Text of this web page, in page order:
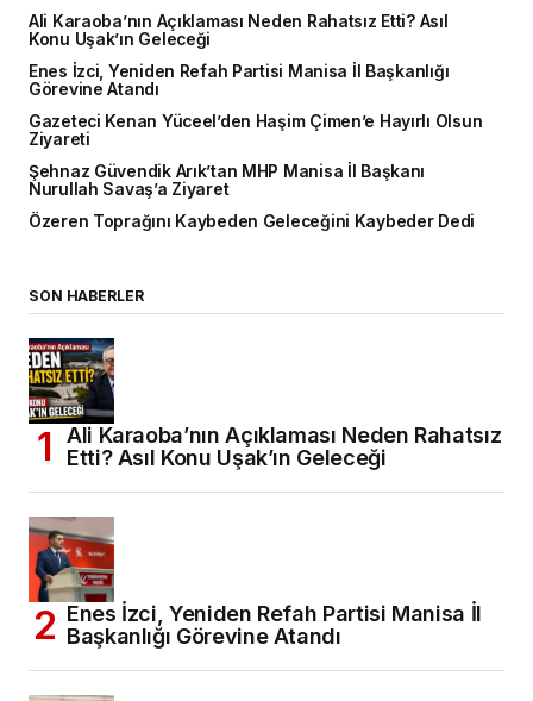
Ali Karaoba’nın Açıklaması Neden Rahatsız Etti? Asıl
Konu Uşak’ın Geleceği
Enes İzci, Yeniden Refah Partisi Manisa İl Başkanlığı
Görevine Atandı
Gazeteci Kenan Yüceel’den Haşim Çimen’e Hayırlı Olsun
Ziyareti
Şehnaz Güvendik Arık’tan MHP Manisa İl Başkanı
Nurullah Savaş’a Ziyaret
Özeren Toprağını Kaybeden Geleceğini Kaybeder Dedi
SON HABERLER
Ali Karaoba’nın Açıklaması Neden Rahatsız
Etti? Asıl Konu Uşak’ın Geleceği
Enes İzci, Yeniden Refah Partisi Manisa İl
Başkanlığı Görevine Atandı